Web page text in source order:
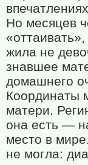
Но месяцев
«оттаивать»,
жила не
знавшее
домашнего
Координаты
матери.
она есть —
место в
не могла: